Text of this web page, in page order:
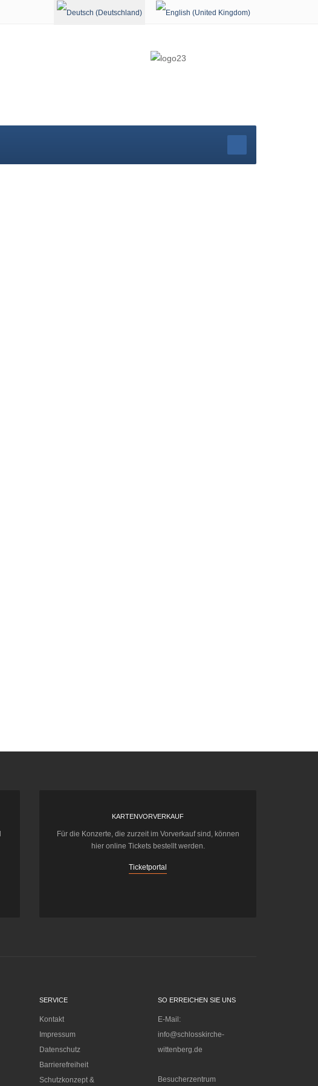
Sprache auswählen
KARTENVORVERKAUF
Für die Konzerte, die zurzeit im Vorverkauf sind, können
hier online Tickets bestellt werden.
Ticketportal
SERVICE
Kontakt
Impressum
Datenschutz
Barrierefreiheit
Schutzkonzept &
SO ERREICHEN SIE UNS
E-Mail:
info@schlosskirche-
wittenberg.de
Besucherzentrum